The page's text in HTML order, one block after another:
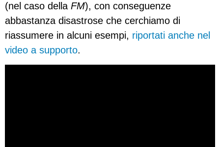
(nel caso della FM), con conseguenze
abbastanza disastrose che cerchiamo di
riassumere in alcuni esempi, riportati anche nel
video a supporto.